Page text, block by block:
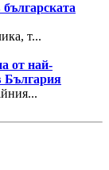
т...
от най-
България